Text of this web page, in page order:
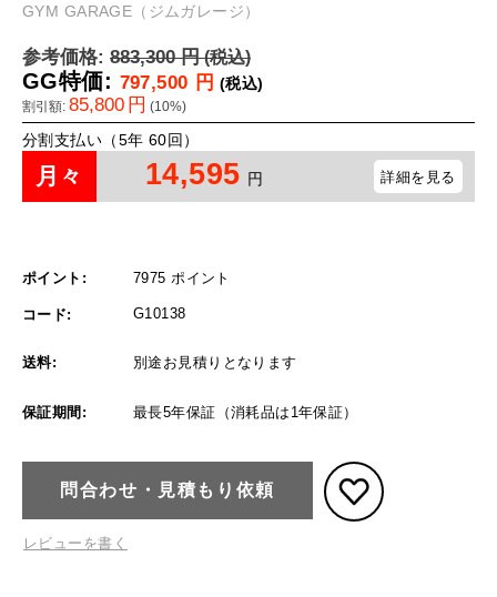
GYM GARAGE（ジムガレージ）
参考価格: 883,300 円(税込)
GG特価: 797,500 円 (税込)
割引額: 85,800 円 (10%)
分割支払い（5年 60回）
月々 14,595 円 詳細を見る
ポイント: 7975 ポイント
コード: G10138
送料: 別途お見積りとなります
保証期間: 最長5年保証（消耗品は1年保証）
問合わせ・見積もり依頼
レビューを書く